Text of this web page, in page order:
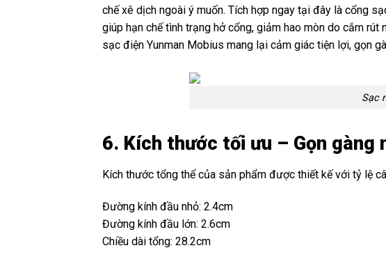
chế xê dịch ngoài ý muốn. Tích hợp ngay tại đây là cổng
giúp hạn chế tình trạng hở cổng, giảm hao mòn do cắm
sạc điện Yunman Mobius mang lại cảm giác tiện lợi, gọn
Sạc
6. Kích thước tối ưu – Gọn gàng
Kích thước tổng thể của sản phẩm được thiết kế với tỷ lệ
Đường kính đầu nhỏ: 2.4cm
Đường kính đầu lớn: 2.6cm
Chiều dài tổng: 28.2cm